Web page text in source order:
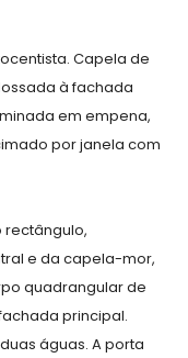
Capela de
à fachada
em empena,
por janela com
rectângulo,
e da capela-mor,
quadrangular de
principal.
águas. A porta